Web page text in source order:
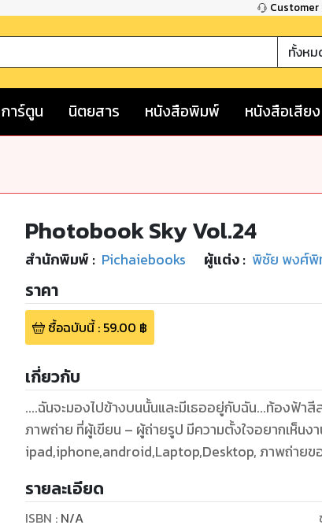
Customer
ทั้งหม
การ์ตูน นิตยสาร หนังสือพิมพ์ หนังสือเสียง
Photobook Sky Vol.24
สำนักพิมพ์ : Pichaiebooks ผู้แต่ง : พิชัย พงศ์
ราคา
ซื้อฉบับนี้: 59.00 ฿
เกี่ยวกับ
....ฉันจะมองไปข้างบนนั้นและมีเธออยู่กับฉัน...ท้องฟ้า
ภาพถ่าย ที่ผู้เขียน – ผู้ถ่ายรูป มีความตั้งใจอยากเห็นง
ipad,iphone,android,Laptop,Desktop, ภาพถ่าย
รายละเอียด
ISBN : N/A